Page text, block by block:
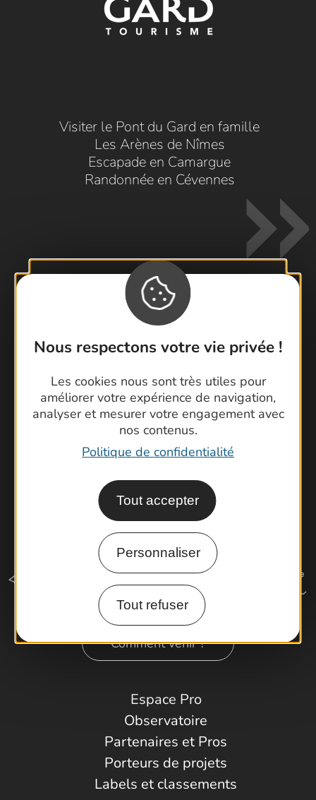
Nous respectons votre vie privée !
Les cookies nous sont très utiles pour
améliorer votre expérience de navigation,
analyser et mesurer votre engagement avec
nos contenus.
Politique de confidentialité
Tout accepter
Personnaliser
Tout refuser
Visiter le Pont du Gard en famille
Les Arènes de Nîmes
Escapade en Camargue
Randonnée en Cévennes
Contactez-nous !
Foire aux questions
Cartoguides et Topoguides
Latitude Gard
Comment venir ?
Espace Pro
Observatoire
Partenaires et Pros
Porteurs de projets
Labels et classements